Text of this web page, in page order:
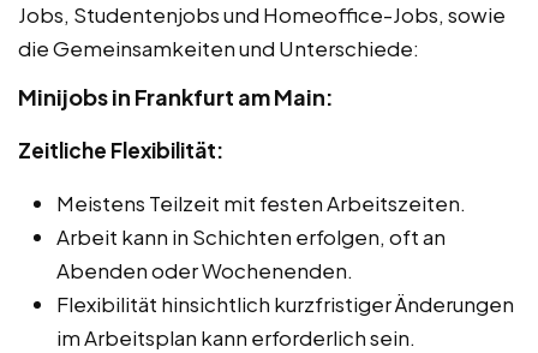
Jobs, Studentenjobs und Homeoffice-Jobs, sowie
die Gemeinsamkeiten und Unterschiede:
Minijobs in Frankfurt am Main:
Zeitliche Flexibilität:
Meistens Teilzeit mit festen Arbeitszeiten.
Arbeit kann in Schichten erfolgen, oft an
Abenden oder Wochenenden.
Flexibilität hinsichtlich kurzfristiger Änderungen
im Arbeitsplan kann erforderlich sein.